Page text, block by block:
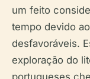
um feito
tempo devido
desfavoráveis.
exploração do
portugueses